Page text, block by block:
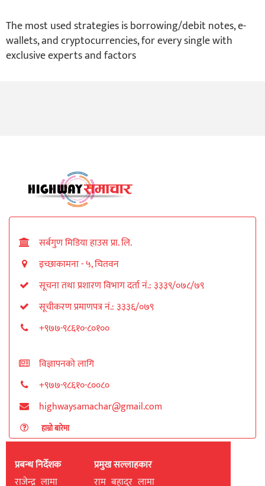
The most used strategies is borrowing/debit notes, e-
wallets, and cryptocurrencies, for every single with
exclusive experts and factors
सर्बगुण मिडिया हाउस प्रा. लि.
इच्छाकामना - ५, चितवन
सूचना तथा प्रशारण विभाग दर्ता नं.: ३३३९/०७८/७९
सूचीकरण प्रमाणपत्र नं.: ३३३६/०७९
+९७७-९८६१०-८०१००
विज्ञापनको लागि
+९७७-९८६१०-८००८०
highwaysamachar@gmail.com
हाम्रो बारेमा
प्रबन्ध निर्देशक
राजेन्द्र लामा
प्रमुख सल्लाहकार
राम बहादुर लामा